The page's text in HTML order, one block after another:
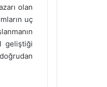
olan
uç
geliştiği